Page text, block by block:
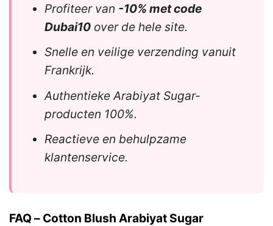
Profiteer van -10% met code
Dubai10over de hele site.
Snelle en veilige verzending vanuit
Frankrijk.
Authentieke Arabiyat Sugar-
producten 100%.
Reactieve en behulpzame
klantenservice.
FAQ – Cotton Blush Arabiyat Sugar